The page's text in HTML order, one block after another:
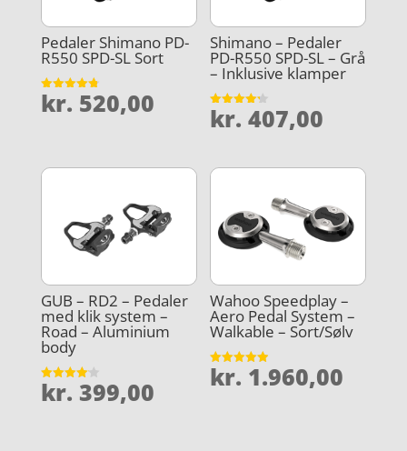
Pedaler Shimano PD-
R550 SPD-SL Sort
Vurderet
4.8
kr. 520,00
Shimano – Pedaler
PD-R550 SPD-SL – Grå
– Inklusive klamper
Vurderet
4.2
kr. 407,00
GUB – RD2 – Pedaler
med klik system –
Road – Aluminium
body
Vurderet
4.1
kr. 399,00
Wahoo Speedplay –
Aero Pedal System –
Walkable – Sort/Sølv
Vurderet
4.9
kr. 1.960,00